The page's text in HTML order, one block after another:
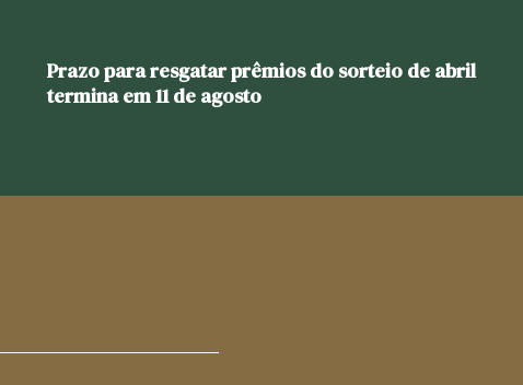
Prazo para resgatar prêmios do sorteio de abril
termina em 11 de agosto